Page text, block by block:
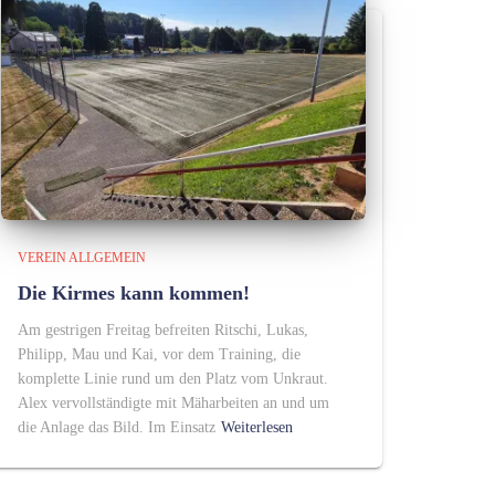
VEREIN ALLGEMEIN
Die Kirmes kann kommen!
Am gestrigen Freitag befreiten Ritschi, Lukas,
Philipp, Mau und Kai, vor dem Training, die
komplette Linie rund um den Platz vom Unkraut.
Alex vervollständigte mit Mäharbeiten an und um
die Anlage das Bild. Im Einsatz Weiterlesen